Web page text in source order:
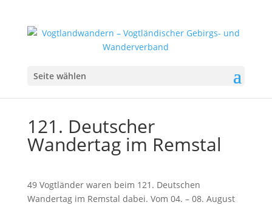
Seite wählen
121. Deutscher
Wandertag im Remstal
49 Vogtländer waren beim 121. Deutschen
Wandertag im Remstal dabei. Vom 04. – 08. August